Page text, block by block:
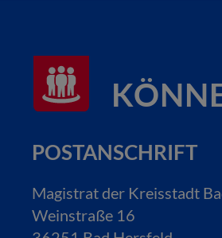
POSTANSCHRIFT
Magistrat der Kreisstadt
Weinstraße 16